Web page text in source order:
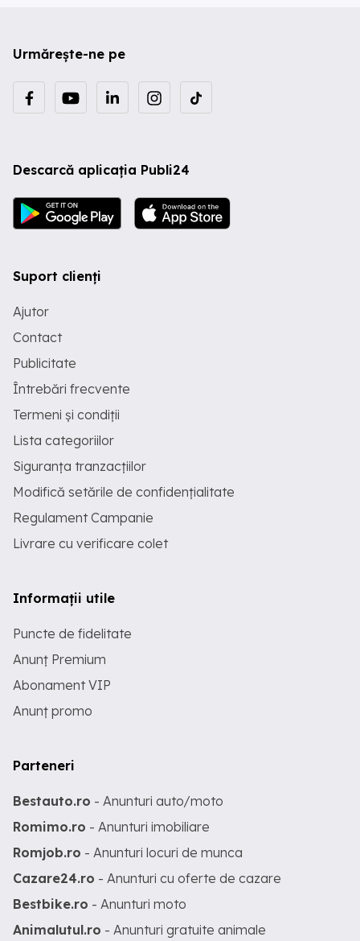
Urmărește-ne pe
Descarcă aplicația Publi24
Suport clienți
Ajutor
Contact
Publicitate
Întrebări frecvente
Termeni și condiții
Lista categoriilor
Siguranța tranzacțiilor
Modifică setările de confidențialitate
Regulament Campanie
Livrare cu verificare colet
Informații utile
Puncte de fidelitate
Anunț Premium
Abonament VIP
Anunț promo
Parteneri
Bestauto.ro - Anunturi auto/moto
Romimo.ro - Anunturi imobiliare
Romjob.ro - Anunturi locuri de munca
Cazare24.ro - Anunturi cu oferte de cazare
Bestbike.ro - Anunturi moto
Animalutul.ro - Anunturi gratuite animale